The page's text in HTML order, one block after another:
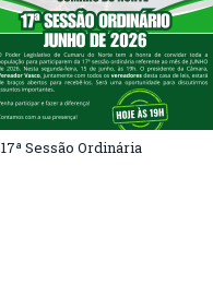
17ª Sessão Ordinária